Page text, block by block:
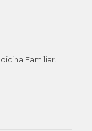
Familiar.